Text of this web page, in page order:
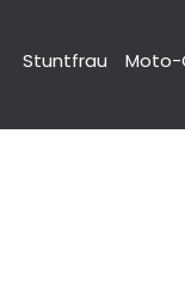
Stuntfrau Moto-